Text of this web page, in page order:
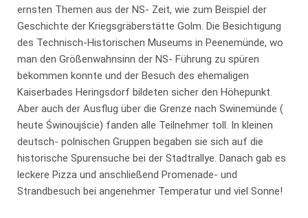
ernsten Themen aus der NS- Zeit, wie zum Beispiel der
Geschichte der Kriegsgräberstätte Golm. Die Besichtigung
des Technisch-Historischen Museums in Peenemünde, wo
man den Größenwahnsinn der NS- Führung zu spüren
bekommen konnte und der Besuch des ehemaligen
Kaiserbades Heringsdorf bildeten sicher den Höhepunkt.
Aber auch der Ausflug über die Grenze nach Swinemünde (
heute Świnoujście) fanden alle Teilnehmer toll. In kleinen
deutsch- polnischen Gruppen begaben sie sich auf die
historische Spurensuche bei der Stadtrallye. Danach gab es
leckere Pizza und anschließend Promenade- und
Strandbesuch bei angenehmer Temperatur und viel Sonne!